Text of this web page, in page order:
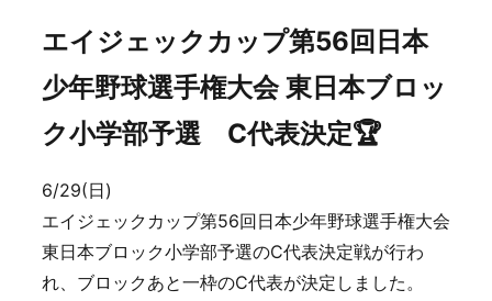
エイジェックカップ第56回日本
少年野球選手権大会 東日本ブロッ
ク小学部予選 C代表決定🏆
6/29(日)
エイジェックカップ第56回日本少年野球選手権大会
東日本ブロック小学部予選のC代表決定戦が行わ
れ、ブロックあと一枠のC代表が決定しました。